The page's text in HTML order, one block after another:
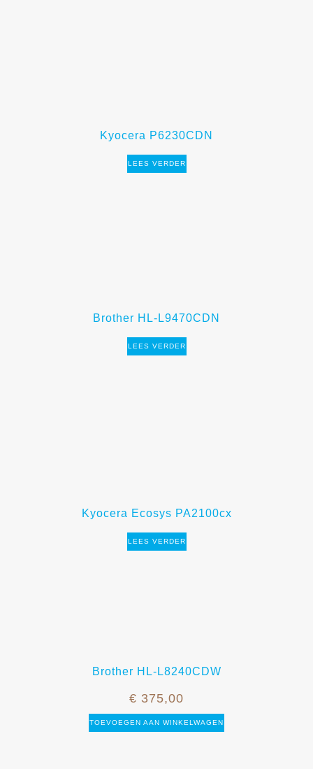
Kyocera P6230CDN
LEES VERDER
Brother HL-L9470CDN
LEES VERDER
Kyocera Ecosys PA2100cx
LEES VERDER
Brother HL-L8240CDW
€ 375,00
TOEVOEGEN AAN WINKELWAGEN